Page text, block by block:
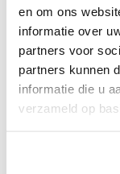
en om ons
informatie over
partners voor
partners kunnen
informatie die u
verzameld op